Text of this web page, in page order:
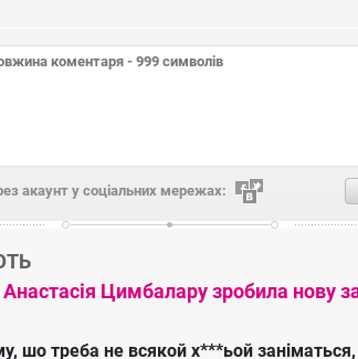
акаунт у соціальних мережах:
Анастасія Цимбалару зробила нову
шо треба не всякой х***ьой